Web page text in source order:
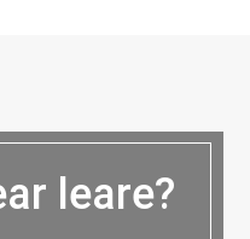
leare?